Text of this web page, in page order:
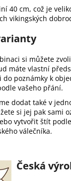
40 cm, což je
vikingských
si můžete
máte vlastní
poznámky k
vašeho přání.
dodat také v
si jej pak sami
vytvořit štít
válečníka.
Česká